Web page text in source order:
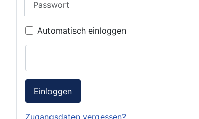
Automatisch einloggen
Einloggen
Zugangsdaten vergessen?